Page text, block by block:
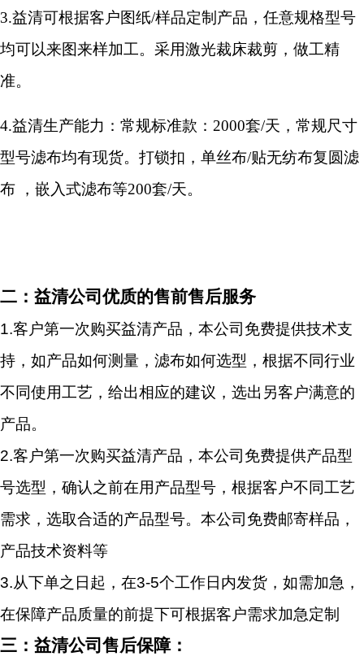
3.益清可根据客户图纸/样品定制产品，任意规格型号
均可以来图来样加工。采用激光裁床裁剪，做工精
准。
4.益清生产能力：常规标准款：2000套/天，常规尺寸
型号滤布均有现货。打锁扣，单丝布/贴无纺布复圆滤
布 ，嵌入式滤布等200套/天。
二：益清公司优质的售前售后服务
1.客户第一次购买益清产品，本公司免费提供技术支
持，如产品如何测量，滤布如何选型，根据不同行业
不同使用工艺，给出相应的建议，选出另客户满意的
产品。
2.客户第一次购买益清产品，本公司免费提供产品型
号选型，确认之前在用产品型号，根据客户不同工艺
需求，选取合适的产品型号。本公司免费邮寄样品，
产品技术资料等
3.从下单之日起，在3-5个工作日内发货，如需加急，
在保障产品质量的前提下可根据客户需求加急定制
三：益清公司售后保障：